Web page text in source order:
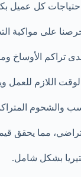
كل عميل
على مواكبة
تراكم الأوساخ
الوقت اللازم
والشحوم
مما يحقق
بشكل شامل.